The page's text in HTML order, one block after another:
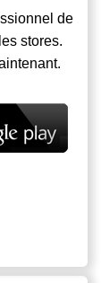
de
stores.